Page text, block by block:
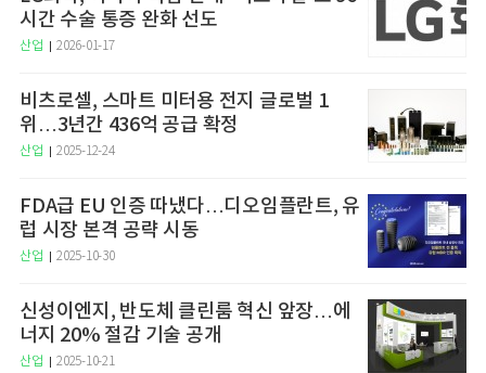
시간 수술 통증 완화 선도
산업 2026-01-17
비츠로셀, 스마트 미터용 전지 글로벌 1
위…3년간 436억 공급 확정
산업 2025-12-24
FDA급 EU 인증 따냈다…디오임플란트, 유
럽 시장 본격 공략 시동
산업 2025-10-30
신성이엔지, 반도체 클린룸 혁신 앞장…에
너지 20% 절감 기술 공개
산업 2025-10-21